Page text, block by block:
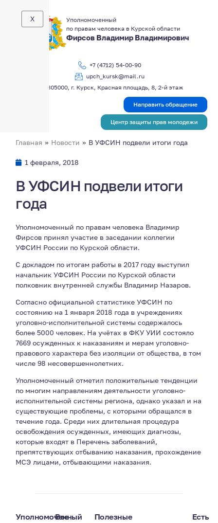
Уполномоченный
по правам человека в Курской области
Фирсов Владимир Владимирович
+7 (4712) 54-00-90
upch_kursk@mail.ru
305000, г. Курск, Красная площадь, 8, 2-й этаж
X
Направить обращение
Центр защиты прав молодежи
Главная » Новости » В УФСИН подвели итоги года
1 февраля, 2018
В УФСИН подвели итоги
года
Уполномоченный по правам человека Владимир
Фирсов принял участие в заседании коллегии
УФСИН России по Курской области.
С докладом по итогам работы в 2017 году выступил
начальник УФСИН России по Курской области
полковник внутренней службы Владимир Назаров.
Согласно официальной статистике УФСИН по
состоянию на 1 января 2018 года в учреждениях
уголовно-исполнительной системы содержалось
более 5000 человек. На учётах в ФКУ УИИ состояло
7669 осужденных к наказаниям и мерам уголовно-
правового характера без изоляции от общества, в том
числе 98 несовершеннолетних.
Уполномоченный отметил положительные тенденции
по многим направлениям деятельности уголовно-
исполнительной системы региона, однако указал и на
существующие проблемы, с которыми обращался в
течение года. Среди них длительная процедура
освобождения осужденных, имеющих диагнозы,
которые входят в Перечень заболеваний,
препятствующих отбыванию наказания, прохождение
МСЭ лицами, отбывающими наказания.
Уполномоченный
Все
Полезные
Есть